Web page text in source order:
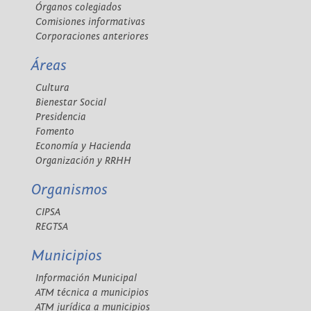
Órganos colegiados
Comisiones informativas
Corporaciones anteriores
Áreas
Cultura
Bienestar Social
Presidencia
Fomento
Economía y Hacienda
Organización y RRHH
Organismos
CIPSA
REGTSA
Municipios
Información Municipal
ATM técnica a municipios
ATM jurídica a municipios